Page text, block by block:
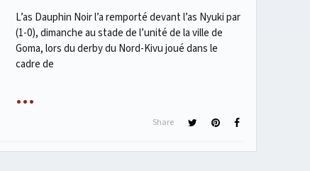
L’as Dauphin Noir l’a remporté devant l’as Nyuki par
(1-0), dimanche au stade de l’unité de la ville de
Goma, lors du derby du Nord-Kivu joué dans le
cadre de
Share